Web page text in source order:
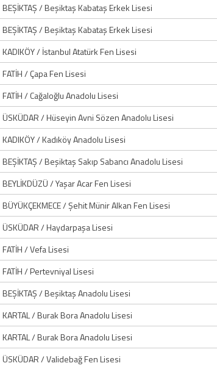
BEŞİKTAŞ / Beşiktaş Kabataş Erkek Lisesi
BEŞİKTAŞ / Beşiktaş Kabataş Erkek Lisesi
KADIKÖY / İstanbul Atatürk Fen Lisesi
FATİH / Çapa Fen Lisesi
FATİH / Cağaloğlu Anadolu Lisesi
ÜSKÜDAR / Hüseyin Avni Sözen Anadolu Lisesi
KADIKÖY / Kadıköy Anadolu Lisesi
BEŞİKTAŞ / Beşiktaş Sakıp Sabancı Anadolu Lisesi
BEYLİKDÜZÜ / Yaşar Acar Fen Lisesi
BÜYÜKÇEKMECE / Şehit Münir Alkan Fen Lisesi
ÜSKÜDAR / Haydarpaşa Lisesi
FATİH / Vefa Lisesi
FATİH / Pertevniyal Lisesi
BEŞİKTAŞ / Beşiktaş Anadolu Lisesi
KARTAL / Burak Bora Anadolu Lisesi
KARTAL / Burak Bora Anadolu Lisesi
ÜSKÜDAR / Validebağ Fen Lisesi